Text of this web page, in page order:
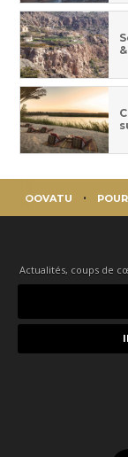
OOVATU
Actualités, coups de
e-